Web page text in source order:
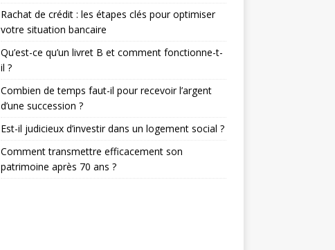
Rachat de crédit : les étapes clés pour optimiser
votre situation bancaire
Qu’est-ce qu’un livret B et comment fonctionne-t-
il ?
Combien de temps faut-il pour recevoir l’argent
d’une succession ?
Est-il judicieux d’investir dans un logement social ?
Comment transmettre efficacement son
patrimoine après 70 ans ?